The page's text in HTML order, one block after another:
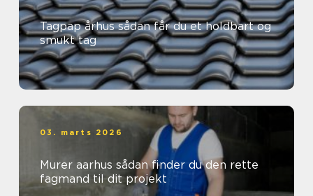
Tagpap århus sådan får du et holdbart og
smukt tag
03. marts 2026
Murer aarhus sådan finder du den rette
fagmand til dit projekt